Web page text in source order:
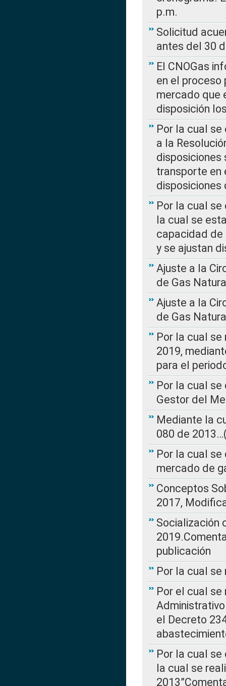
p.m.
Solicitud
antes del 30
El CNOGas
en el
mercado que
disposición
Por la cual se
a la
disposiciones
transporte en
disposiciones
Por la cual se
la cual se
capacidad de
y se ajustan
Ajuste a la
de Gas
Ajuste a la
de Gas
Por la cual se
2019,
para el
Por la cual
Gestor del
Mediante la
080 de
Por la cual
mercado de
Conceptos
2017,
Socialización
publicación
Por la cual se
Por el cual
el Decreto
Por la cual se
la cual se